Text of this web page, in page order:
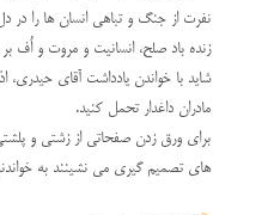
نفرت از جنگ و تباهی انسان ها را در
زنده باد صلح، انسانیت و مروت و اُف
شاید با خواندن یادداشت آقای حیدری،
مادران داغدار تحمل کنید.
برای ورق زدن صفحاتی از زشتی و
های تصمیم گیری می نشینند به